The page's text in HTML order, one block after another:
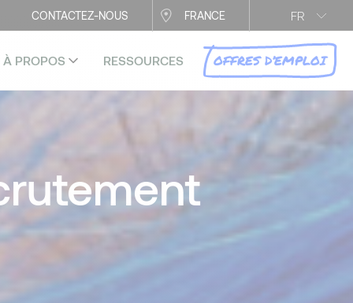
FR
CONTACTEZ-NOUS FRANCE
À PROPOS RESSOURCES OFFRES D’EMPLOI